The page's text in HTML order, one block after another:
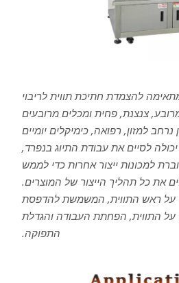
להצמדת חתיכת תווית לריבוי
צנצנת, פחית ומכלים מרובעים
למזון, רפואה, כימיקלים יומיים
לסיים את עבודת התיוג בנפרד,
למכונות ייצור אחרות כדי לממש
את כל תהליך הייצור של המוצרים.
על ראש התווית, המשמשת להדפסת
תאריך ייצור או קוד QR על התווית, הפחתת העבודה והגדלת
התפוקה.